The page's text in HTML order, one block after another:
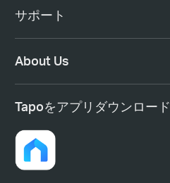
サポート
About Us
Tapoをアプリダウンロード